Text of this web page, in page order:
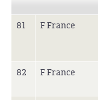
81 F France
82 F France